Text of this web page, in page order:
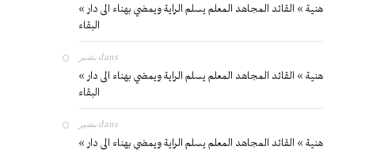
« هنية » القائد المجاهد المعلم يسلم الراية ويمضي بهناء الى دار
البقاء
بشير dans
« هنية » القائد المجاهد المعلم يسلم الراية ويمضي بهناء الى دار
البقاء
بشير dans
« هنية » القائد المجاهد المعلم يسلم الراية ويمضي بهناء الى دار